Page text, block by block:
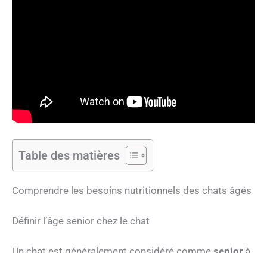
Table des matières
Comprendre les besoins nutritionnels des chats âgés
Définir l’âge senior chez le chat